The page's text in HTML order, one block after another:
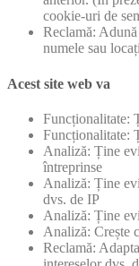
cookie-uri de
Reclamă:
numele sau
Acest site web va
Funcționalitate:
Funcționalitate:
Analiză: Ține
întreprinse
Analiză: Ține
dvs. de IP
Analiză: Ține
Analiză: Crește
Reclamă: